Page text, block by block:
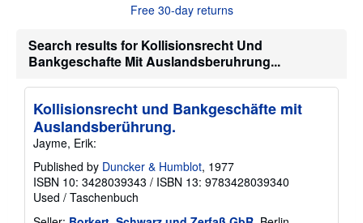
t
h
i
p
i
g
e
s
Free 30-day returns
Search results for Kollisionsrecht Und
Bankgeschafte Mit Auslandsberuhrung...
Kollisionsrecht und Bankgeschäfte mit
Auslandsberührung.
Jayme, Erik:
Published by Duncker & Humblot, 1977
ISBN 10: 3428039343 / ISBN 13: 9783428039340
Used / Taschenbuch